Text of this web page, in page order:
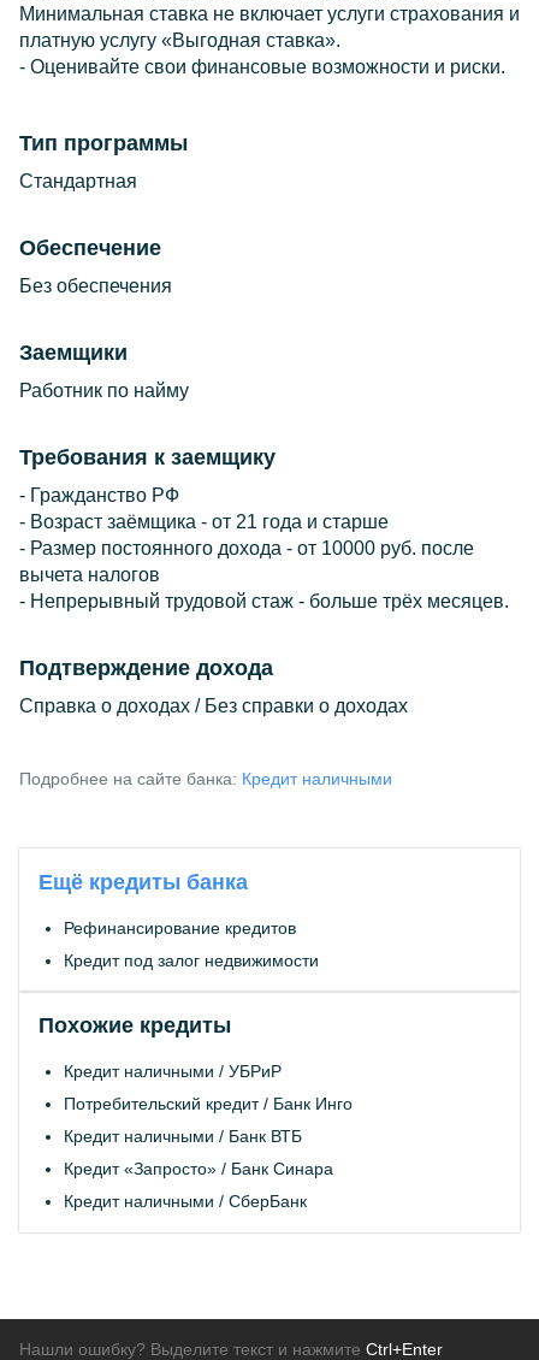
Минимальная ставка не включает услуги страхования и
платную услугу «Выгодная ставка».
- Оценивайте свои финансовые возможности и риски.
Тип программы
Стандартная
Обеспечение
Без обеспечения
Заемщики
Работник по найму
Требования к заемщику
- Гражданство РФ
- Возраст заёмщика - от 21 года и старше
- Размер постоянного дохода - от 10000 руб. после
вычета налогов
- Непрерывный трудовой стаж - больше трёх месяцев.
Подтверждение дохода
Справка о доходах / Без справки о доходах
Подробнее на сайте банка: Кредит наличными
Ещё кредиты банка
Рефинансирование кредитов
Кредит под залог недвижимости
Похожие кредиты
Кредит наличными / УБРиР
Потребительский кредит / Банк Инго
Кредит наличными / Банк ВТБ
Кредит «Запросто» / Банк Синара
Кредит наличными / СберБанк
Нашли ошибку? Выделите текст и нажмите Ctrl+Enter